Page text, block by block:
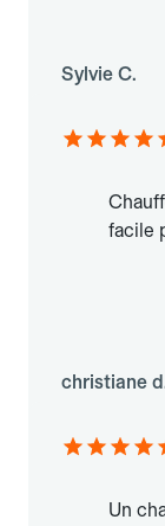
Sylvie C.
facile
christiane
Un